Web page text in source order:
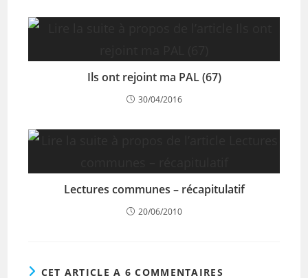
Ils ont rejoint ma PAL (67)
30/04/2016
Lectures communes – récapitulatif
20/06/2010
CET ARTICLE A 6 COMMENTAIRES